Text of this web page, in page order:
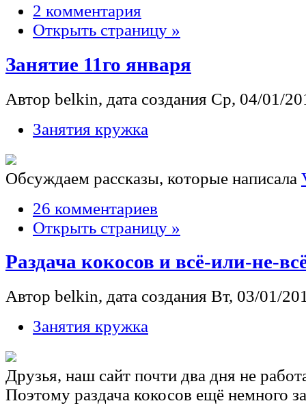
2 комментария
Открыть страницу »
Занятие 11го января
Автор belkin, дата создания Ср, 04/01/
Занятия кружка
Обсуждаем рассказы, которые написала
26 комментариев
Открыть страницу »
Раздача кокосов и всё-или-не-
Автор belkin, дата создания Вт, 03/01/
Занятия кружка
Друзья, наш сайт почти два дня не
Поэтому раздача кокосов ещё немного